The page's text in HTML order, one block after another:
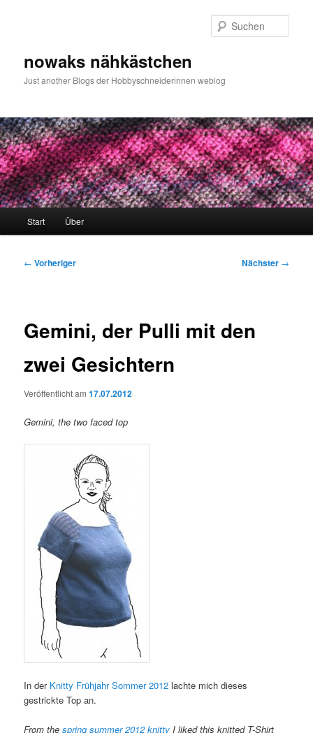
nowaks nähkästchen
Just another Blogs der Hobbyschneiderinnen weblog
Start Über
Beitragsnavigation
← Vorheriger Nächster →
Gemini, der Pulli mit den
zwei Gesichtern
Veröffentlicht am17.07.2012
Gemini, the two faced top
In der Knitty Frühjahr Sommer 2012 lachte mich dieses
gestrickte Top an.
From thespring summer 2012 knitty I liked this knitted T-Shirt